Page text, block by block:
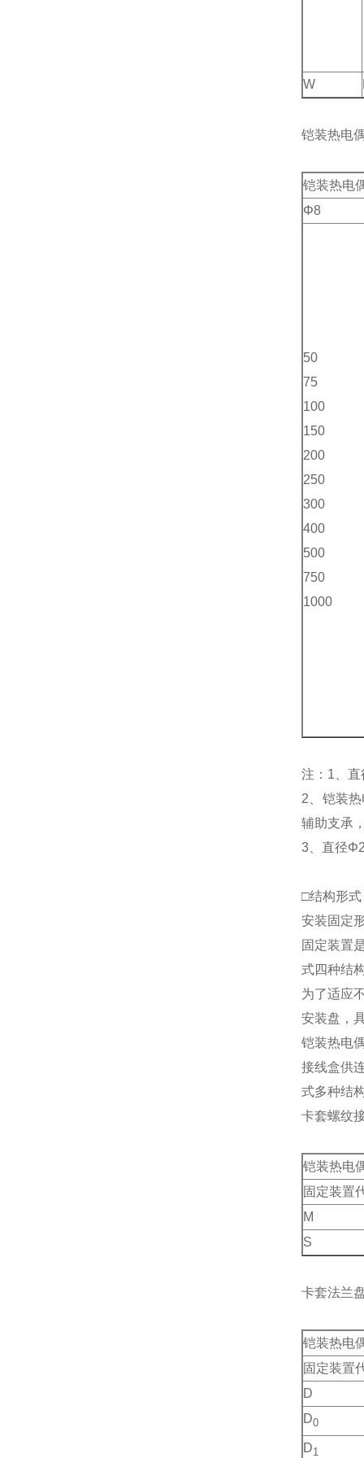
W
铠装热电
铠装热电
Φ8
50
75
100
150
200
250
300
400
500
750
1000
注：1、
2、铠装
辅助支承
3、直径
□结构形式
安装固定
固定装置
式四种结
为了适应
安装盘，
铠装热电
接线盒供
式多种结
卡套螺纹
铠装热电
固定装置
M
S
卡套法兰
铠装热电
固定装置
D
D0
D1